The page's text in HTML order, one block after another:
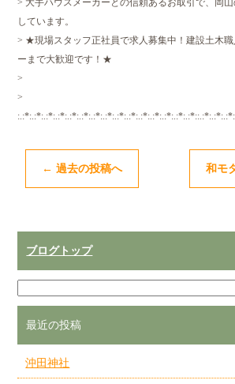
> 大手ハウスメーカーとの信頼あるお取引で、岡
しています。
> ★現場スタッフ正社員で求人募集中！建設土木
ーまで大歓迎です！★
>
>
← 過去の投稿へ 和モ
ブログトップ
最近の投稿
沖田神社